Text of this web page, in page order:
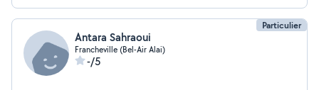
Particulier
Antara Sahraoui
Francheville (Bel-Air Alai)
-/5